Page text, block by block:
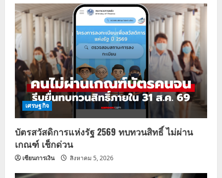
เศรษฐกิจ
บัตรสวัสดิการแห่งรัฐ 2569 ทบทวนสิทธิ์ ไม่ผ่าน
เกณฑ์ เช็กด่วน
เซียนการเงิน สิงหาคม 5, 2026